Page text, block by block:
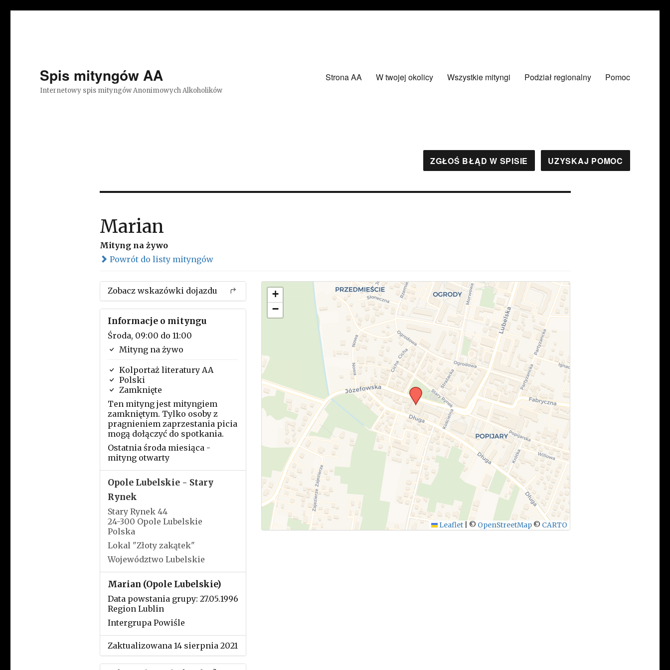
Spis mityngów AA
Internetowy spis mityngów Anonimowych Alkoholików
Strona AA W twojej okolicy Wszystkie mityngi Podział regionalny Pomoc
ZGŁOŚ BŁĄD W SPISIE UZYSKAJ POMOC
Marian
Mityng na żywo
Powrót do listy mityngów
Zobacz wskazówki dojazdu
Informacje o mityngu
Środa, 09:00 do 11:00
Mityng na żywo
Kolportaż literatury AA
Polski
Zamknięte
Ten mityng jest mityngiem
zamkniętym. Tylko osoby z
pragnieniem zaprzestania picia
mogą dołączyć do spotkania.
Ostatnia środa miesiąca -
mityng otwarty
Opole Lubelskie - Stary
Rynek
Stary Rynek 44
24-300 Opole Lubelskie
Polska
Lokal "Złoty zakątek"
Województwo Lubelskie
Marian (Opole Lubelskie)
Data powstania grupy: 27.05.1996
Region Lublin
Intergrupa Powiśle
Zaktualizowana 14 sierpnia 2021
+
−
Leaflet © OpenStreetMap © CARTO